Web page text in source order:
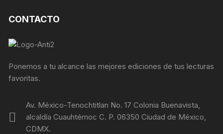
CONTACTO
Ponemos a tu alcance las mejores ediciones de tus lecturas
favoritas.
Av. México-Tenochtitlan No. 17 Colonia Buenavista,
alcaldía Cuauhtémoc C. P. 06350 Ciudad de México,
CDMX.